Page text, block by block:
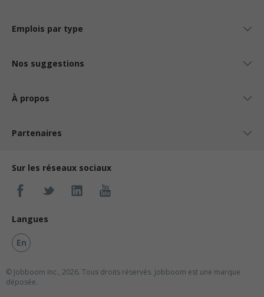
Emplois par type
Nos suggestions
À propos
Partenaires
Sur les réseaux sociaux
Langues
En
© Jobboom Inc., 2026. Tous droits réservés. Jobboom est une marque
déposée.